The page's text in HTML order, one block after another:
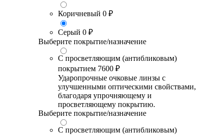
Коричневый 0 ₽
Серый 0 ₽
Выберите покрытие/назначение
С просветляющим (антибликовым)
покрытием 7600 ₽
Ударопрочные очковые линзы с
улучшенными оптическими свойствами,
благодаря упрочняющему и
просветляющему покрытию.
Выберите покрытие/назначение
С просветляющим (антибликовым)